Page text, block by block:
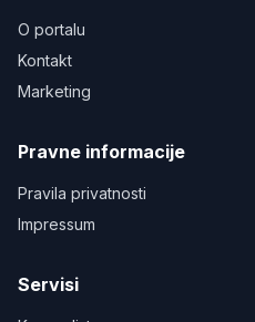
O portalu
Kontakt
Marketing
Pravne informacije
Pravila privatnosti
Impressum
Servisi